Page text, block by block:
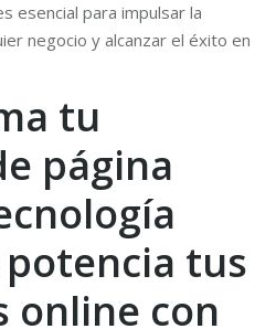
esencial para impulsar la
negocio y alcanzar el éxito en
tu
página
potencia tus
online con